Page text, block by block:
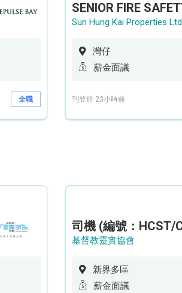
全職
Sun Hung Kai Properties Ltd
灣仔
薪金面議
刊登於 23小時前
基督教靈實協會
新界多區
薪金面議